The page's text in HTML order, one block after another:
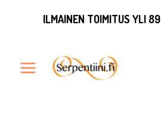
ILMAINEN TOIMITUS YLI